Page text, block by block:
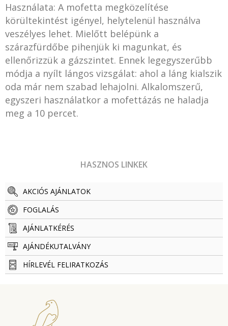
Használata: A mofetta megközelítése
körültekintést igényel, helytelenül használva
veszélyes lehet. Mielőtt belépünk a
szárazfürdőbe pihenjük ki magunkat, és
ellenőrizzük a gázszintet. Ennek legegyszerűbb
módja a nyílt lángos vizsgálat: ahol a láng kialszik
oda már nem szabad lehajolni. Alkalomszerű,
egyszeri használatkor a mofettázás ne haladja
meg a 10 percet.
HASZNOS LINKEK
AKCIÓS AJÁNLATOK
FOGLALÁS
AJÁNLATKÉRÉS
AJÁNDÉKUTALVÁNY
HÍRLEVÉL FELIRATKOZÁS